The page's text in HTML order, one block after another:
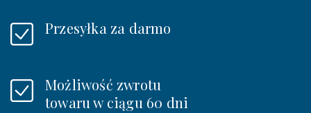
Przesyłka za darmo
Możliwość zwrotu
towaru w ciągu 60 dni